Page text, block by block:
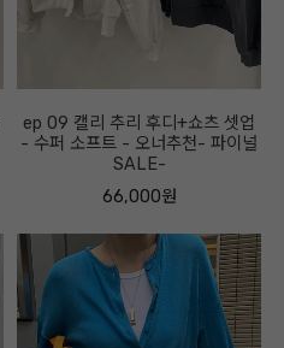
ep 09 캘리 추리 후디+쇼츠 셋업
- 수퍼 소프트 - 오너추천- 파이널
SALE-
66,000원